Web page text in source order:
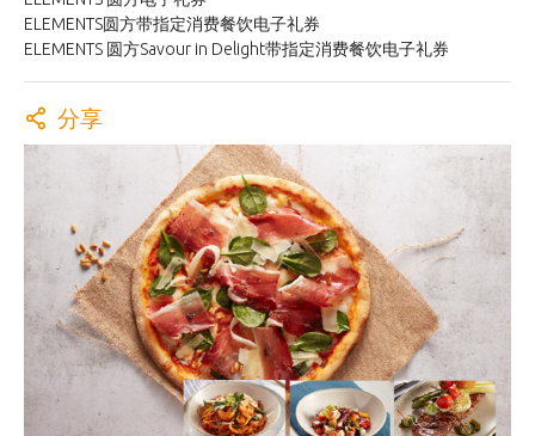
ELEMENTS圆方带指定消费餐饮电子礼券
ELEMENTS 圆方Savour in Delight带指定消费餐饮电子礼券
分享